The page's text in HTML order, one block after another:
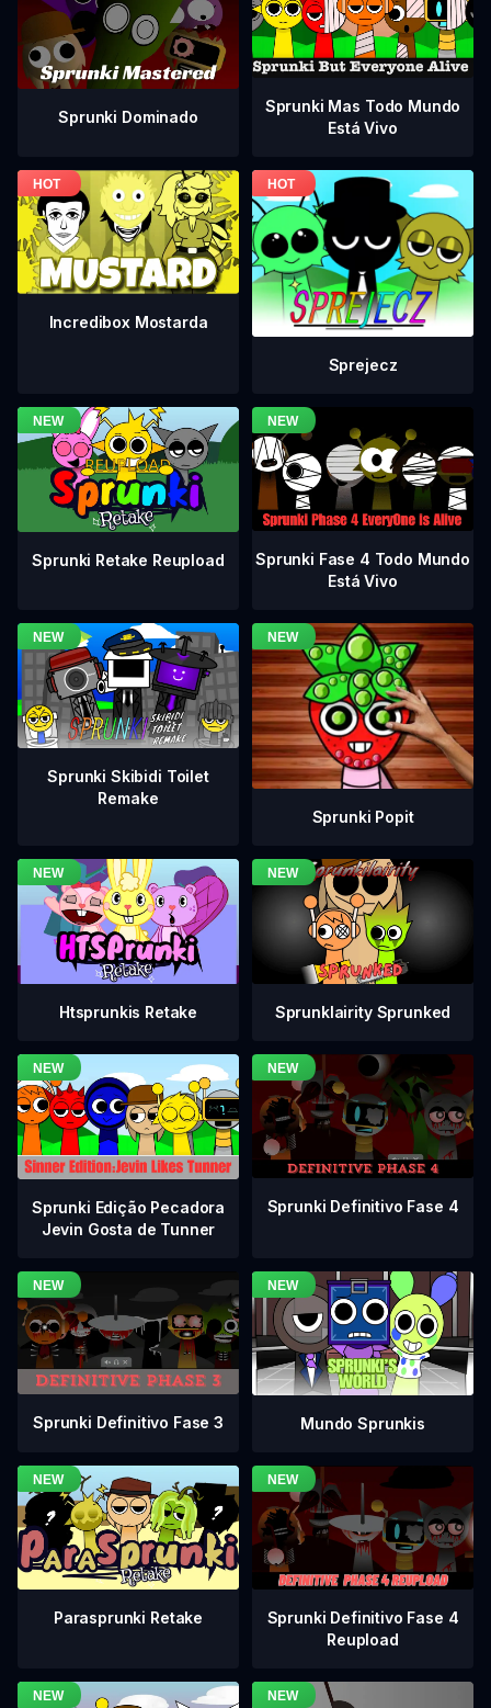
Sprunki Dominado
Sprunki Mas Todo Mundo
Está Vivo
Incredibox Mostarda
Sprejecz
Sprunki Retake Reupload
Sprunki Fase 4 Todo Mundo
Está Vivo
Sprunki Skibidi Toilet
Remake
Sprunki Popit
Htsprunkis Retake Sprunklairity Sprunked
Sprunki Edição Pecadora
Jevin Gosta de Tunner
Sprunki Definitivo Fase 4
Sprunki Definitivo Fase 3 Mundo Sprunkis
Parasprunki Retake
Sprunki Definitivo Fase 4
Reupload